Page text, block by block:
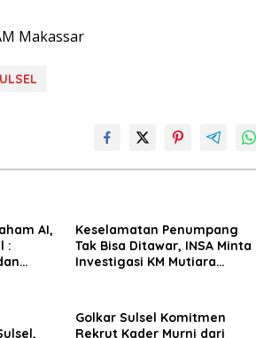
AI,
:
Keselamatan Penumpang
Tak Bisa Ditawar, INSA Minta
Investigasi KM Mutiara
Golkar Sulsel Komitmen
Rekrut Kader Murni dari